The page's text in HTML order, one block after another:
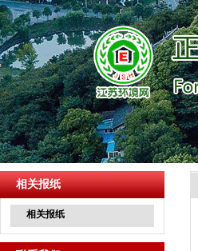
相关报纸
相关报纸